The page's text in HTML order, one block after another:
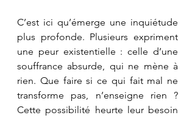
C’est ici qu’émerge une inquiétude
plus profonde. Plusieurs expriment
une peur existentielle : celle d’une
souffrance absurde, qui ne mène à
rien. Que faire si ce qui fait mal ne
transforme pas, n’enseigne rien ?
Cette possibilité heurte leur besoin